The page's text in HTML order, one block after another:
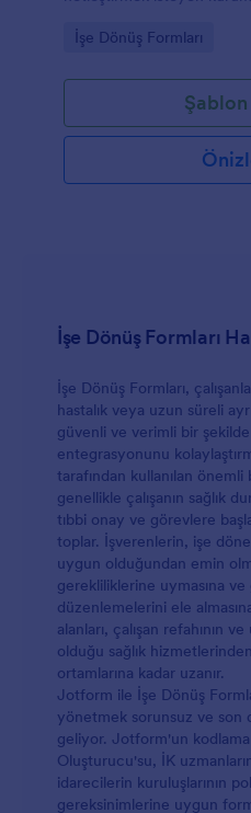
Go to Category:
İşe Dönüş Formları
İşe Dönüş Formları
İşe Dönüş Formları,
hastalık veya uzun süreli
güvenli ve verimli bir
entegrasyonunu
tarafından kullanılan
genellikle çalışanın sağlık
tıbbi onay ve görevlere
toplar. İşverenlerin, işe
uygun olduğundan emin
gerekliliklerine uymasına
düzenlemelerini ele
alanları, çalışan refahının
olduğu sağlık
ortamlarına kadar uzanır.
Jotform ile İşe Dönüş
yönetmek sorunsuz ve son
geliyor. Jotform'un
Oluşturucu'su, İK
idarecilerin kuruluşlarının
gereksinimlerine uygun